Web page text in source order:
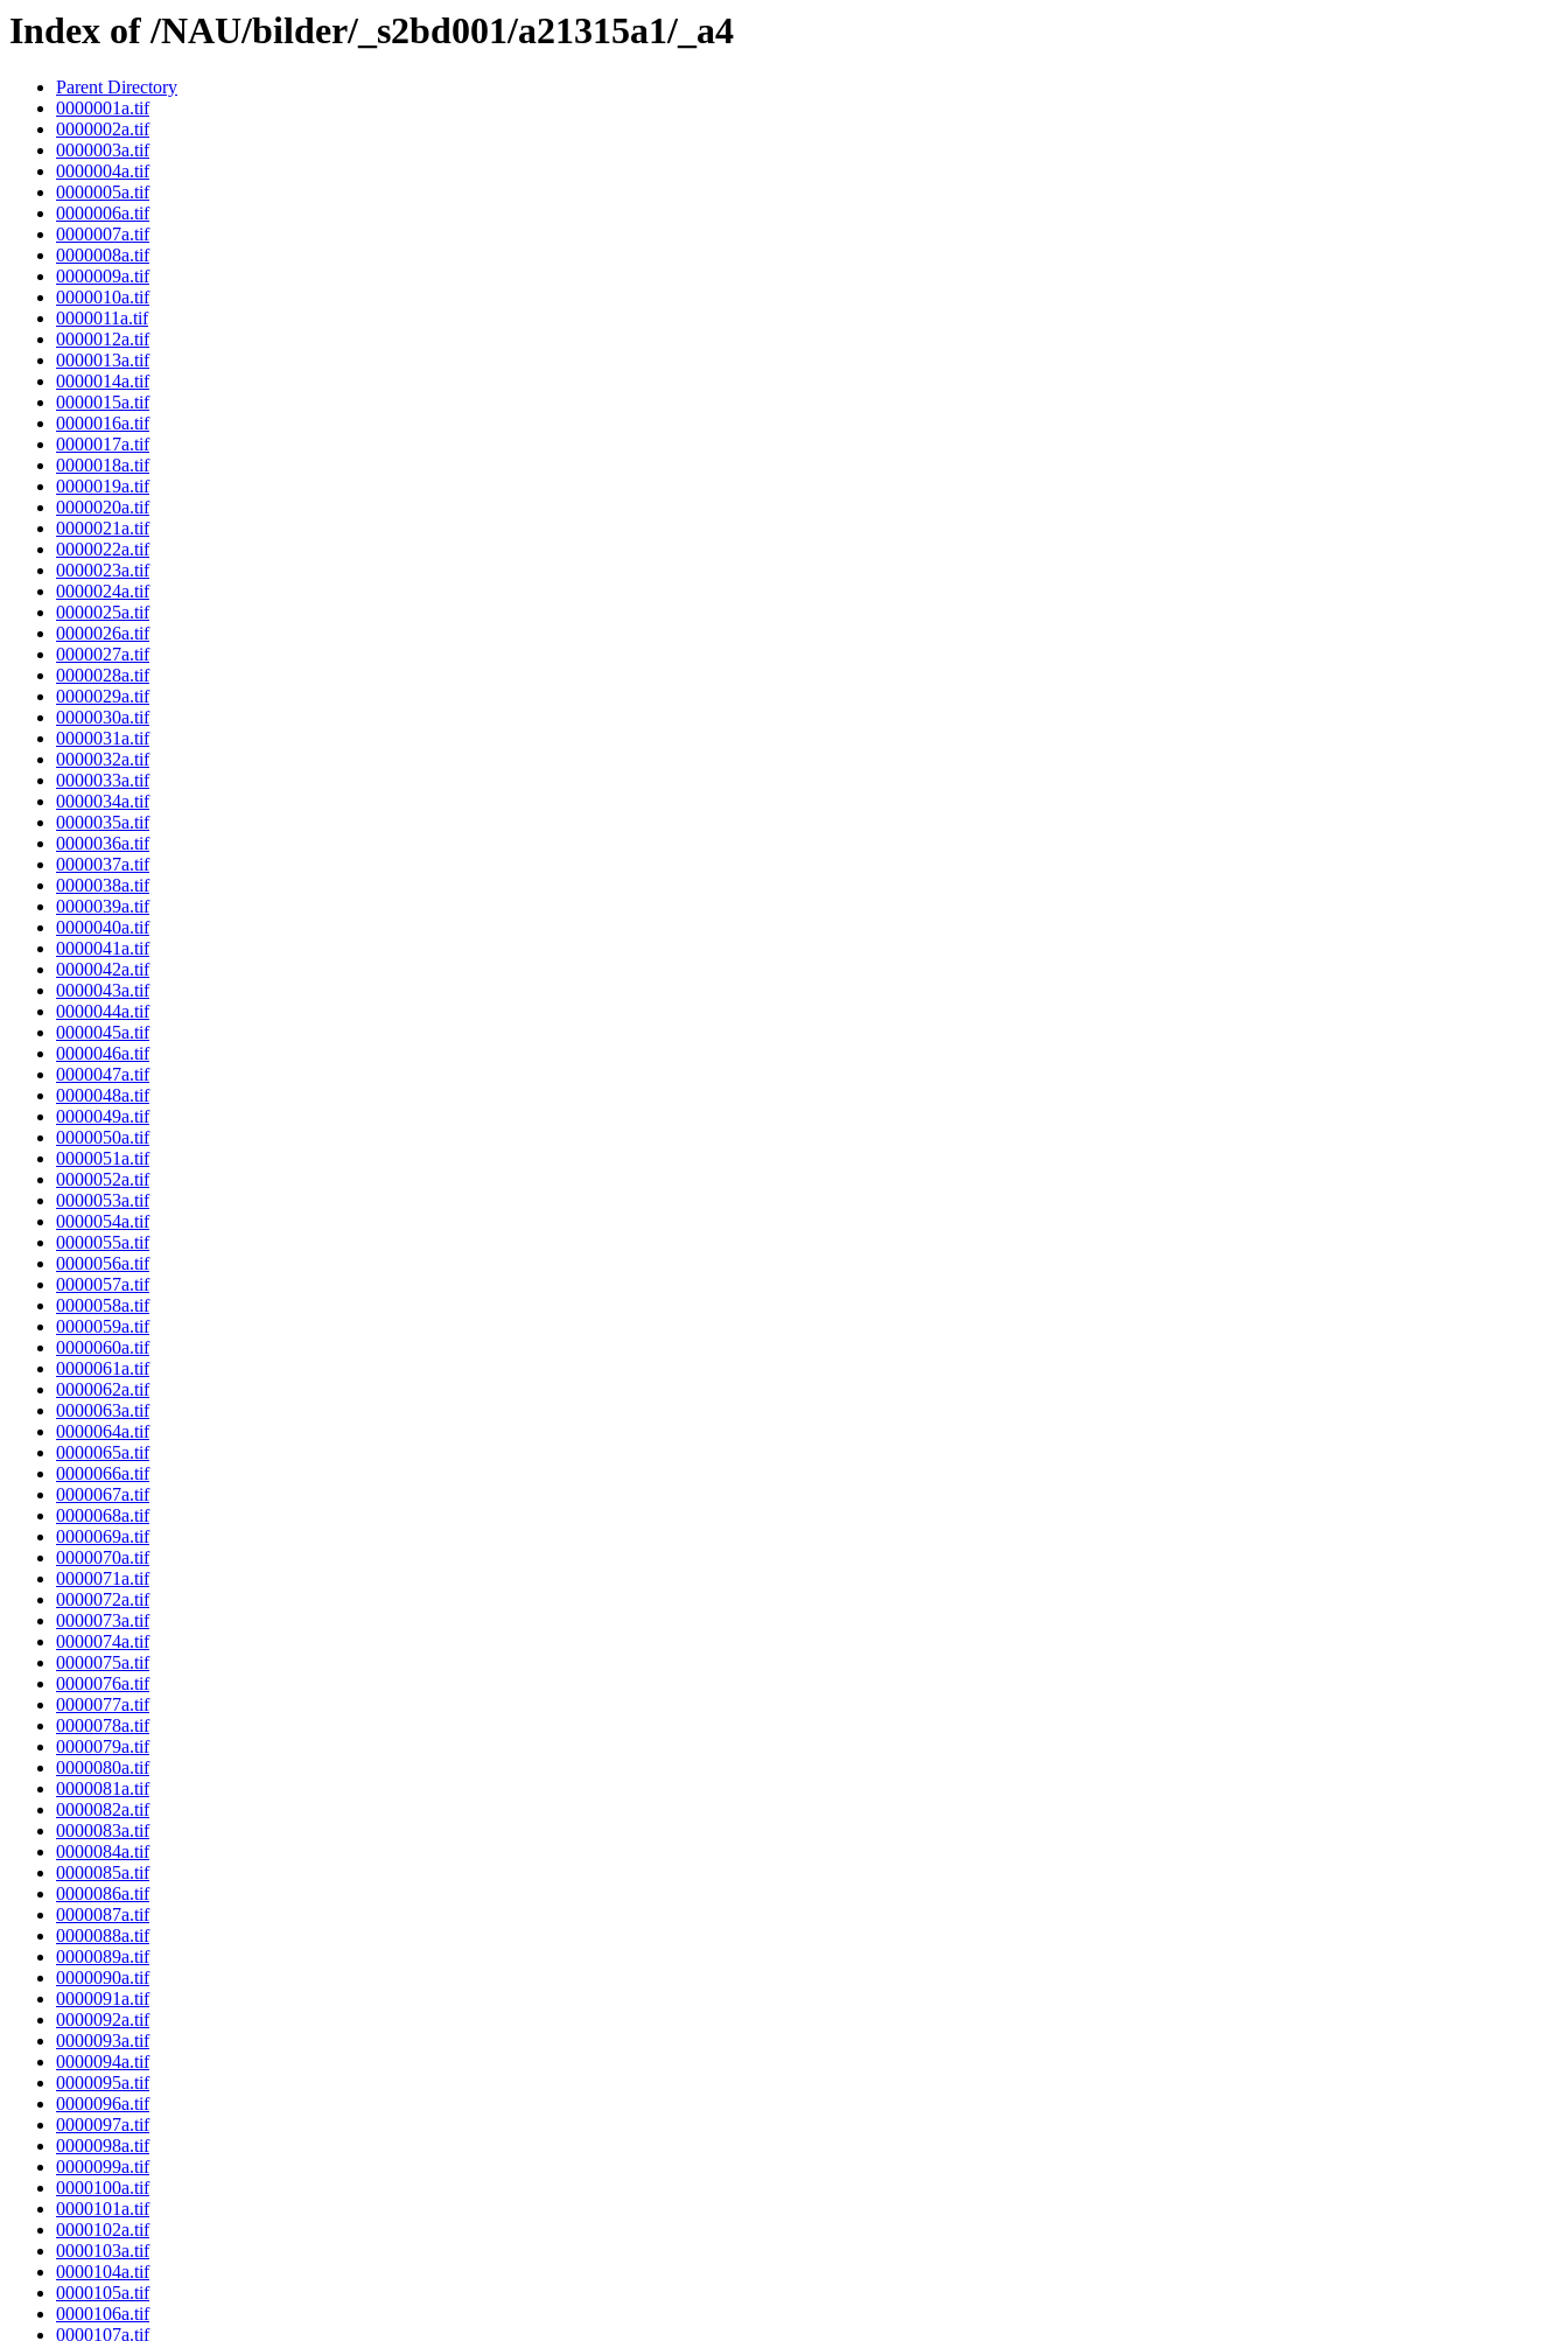
Index of /NAU/bilder/_s2bd001/a21315a1/_a4
Parent Directory
0000001a.tif
0000002a.tif
0000003a.tif
0000004a.tif
0000005a.tif
0000006a.tif
0000007a.tif
0000008a.tif
0000009a.tif
0000010a.tif
0000011a.tif
0000012a.tif
0000013a.tif
0000014a.tif
0000015a.tif
0000016a.tif
0000017a.tif
0000018a.tif
0000019a.tif
0000020a.tif
0000021a.tif
0000022a.tif
0000023a.tif
0000024a.tif
0000025a.tif
0000026a.tif
0000027a.tif
0000028a.tif
0000029a.tif
0000030a.tif
0000031a.tif
0000032a.tif
0000033a.tif
0000034a.tif
0000035a.tif
0000036a.tif
0000037a.tif
0000038a.tif
0000039a.tif
0000040a.tif
0000041a.tif
0000042a.tif
0000043a.tif
0000044a.tif
0000045a.tif
0000046a.tif
0000047a.tif
0000048a.tif
0000049a.tif
0000050a.tif
0000051a.tif
0000052a.tif
0000053a.tif
0000054a.tif
0000055a.tif
0000056a.tif
0000057a.tif
0000058a.tif
0000059a.tif
0000060a.tif
0000061a.tif
0000062a.tif
0000063a.tif
0000064a.tif
0000065a.tif
0000066a.tif
0000067a.tif
0000068a.tif
0000069a.tif
0000070a.tif
0000071a.tif
0000072a.tif
0000073a.tif
0000074a.tif
0000075a.tif
0000076a.tif
0000077a.tif
0000078a.tif
0000079a.tif
0000080a.tif
0000081a.tif
0000082a.tif
0000083a.tif
0000084a.tif
0000085a.tif
0000086a.tif
0000087a.tif
0000088a.tif
0000089a.tif
0000090a.tif
0000091a.tif
0000092a.tif
0000093a.tif
0000094a.tif
0000095a.tif
0000096a.tif
0000097a.tif
0000098a.tif
0000099a.tif
0000100a.tif
0000101a.tif
0000102a.tif
0000103a.tif
0000104a.tif
0000105a.tif
0000106a.tif
0000107a.tif